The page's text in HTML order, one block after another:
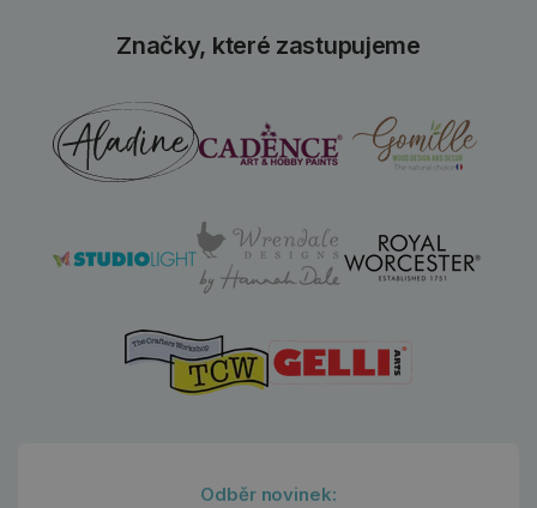
Značky, které zastupujeme
Odběr novinek: